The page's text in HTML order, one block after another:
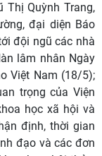
Thị Quỳnh Trang,
đại diện Báo
đội ngũ các nhà
lâm nhân Ngày
Việt Nam (18/5);
trọng của Viện
học xã hội và
định, thời gian
đạo và các đơn